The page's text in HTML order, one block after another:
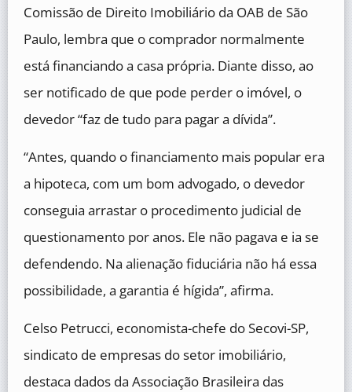
Comissão de Direito Imobiliário da OAB de São
Paulo, lembra que o comprador normalmente
está financiando a casa própria. Diante disso, ao
ser notificado de que pode perder o imóvel, o
devedor “faz de tudo para pagar a dívida”.
“Antes, quando o financiamento mais popular era
a hipoteca, com um bom advogado, o devedor
conseguia arrastar o procedimento judicial de
questionamento por anos. Ele não pagava e ia se
defendendo. Na alienação fiduciária não há essa
possibilidade, a garantia é hígida”, afirma.
Celso Petrucci, economista-chefe do Secovi-SP,
sindicato de empresas do setor imobiliário,
destaca dados da Associação Brasileira das